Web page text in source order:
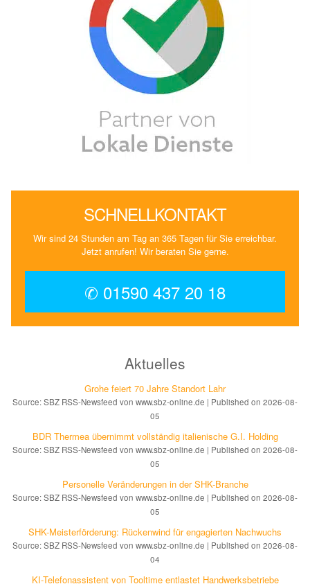
SCHNELLKONTAKT
Wir sind 24 Stunden am Tag an 365 Tagen für Sie erreichbar.
Jetzt anrufen! Wir beraten Sie gerne.
✆ 01590 437 20 18
Aktuelles
Grohe feiert 70 Jahre Standort Lahr
Source: SBZ RSS-Newsfeed von www.sbz-online.de
Published on 2026-08-
05
BDR Thermea übernimmt vollständig italienische G.I. Holding
Source: SBZ RSS-Newsfeed von www.sbz-online.de
Published on 2026-08-
05
Personelle Veränderungen in der SHK-Branche
Source: SBZ RSS-Newsfeed von www.sbz-online.de
Published on 2026-08-
05
SHK-Meisterförderung: Rücken­wind für enga­gier­ten Nachwuchs
Source: SBZ RSS-Newsfeed von www.sbz-online.de
Published on 2026-08-
04
KI-Telefonassistent von Tooltime entlastet Hand­werks­be­triebe